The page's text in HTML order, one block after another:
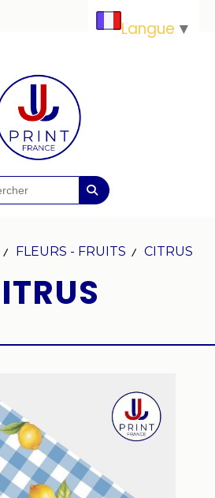
FLEURS - FRUITS CITRUS
Langue ▼